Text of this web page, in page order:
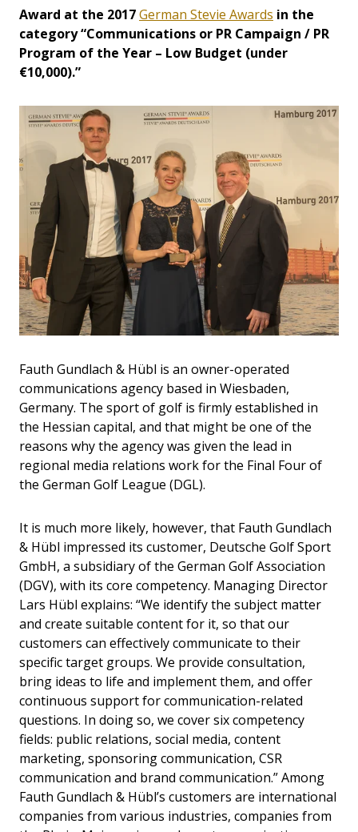
Award at the 2017German Stevie Awards in the
category “Communications or PR Campaign / PR
Program of the Year – Low Budget (under
€10,000).”
Fauth Gundlach & Hübl is an owner-operated
communications agency based in Wiesbaden,
Germany. The sport of golf is firmly established in
the Hessian capital, and that might be one of the
reasons why the agency was given the lead in
regional media relations work for the Final Four of
the German Golf League (DGL).
It is much more likely, however, that Fauth Gundlach
& Hübl impressed its customer, Deutsche Golf Sport
GmbH, a subsidiary of the German Golf Association
(DGV), with its core competency. Managing Director
Lars Hübl explains: “We identify the subject matter
and create suitable content for it, so that our
customers can effectively communicate to their
specific target groups. We provide consultation,
bring ideas to life and implement them, and offer
continuous support for communication-related
questions. In doing so, we cover six competency
fields: public relations, social media, content
marketing, sponsoring communication, CSR
communication and brand communication.” Among
Fauth Gundlach & Hübl’s customers are international
companies from various industries, companies from